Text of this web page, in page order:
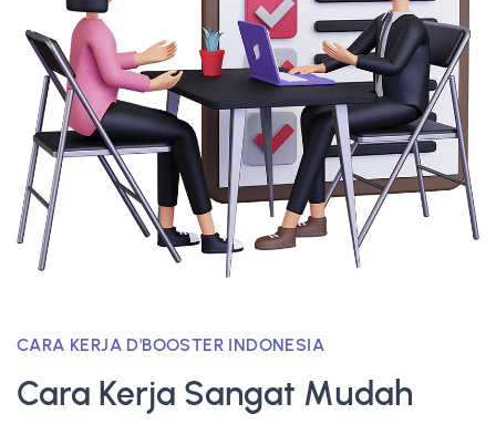
CARA KERJA D'BOOSTER INDONESIA
Cara Kerja Sangat Mudah